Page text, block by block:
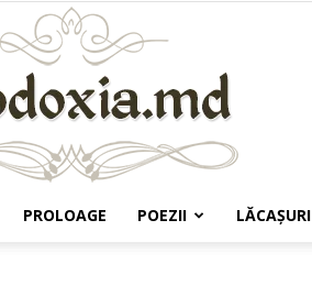
PROLOAGE POEZII LĂCAŞURI